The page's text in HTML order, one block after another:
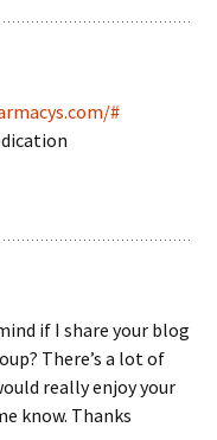
#
if I share your blog
There’s a lot of
really enjoy your
know. Thanks